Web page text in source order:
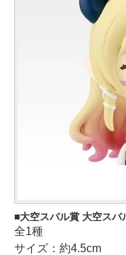
大空スバル賞 大空スバ
全1種
サイズ：約4.5cm